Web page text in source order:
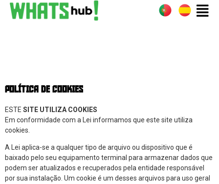
POLÍTICA DE COOKIES
ESTE SITE UTILIZA COOKIES
Em conformidade com a Lei informamos que este site utiliza
cookies.
A Lei aplica-se a qualquer tipo de arquivo ou dispositivo que é
baixado pelo seu equipamento terminal para armazenar dados que
podem ser atualizados e recuperados pela entidade responsável
por sua instalação. Um cookie é um desses arquivos para uso geral